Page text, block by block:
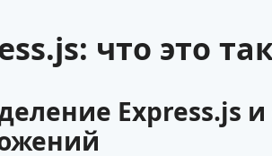
что это
Express.js и